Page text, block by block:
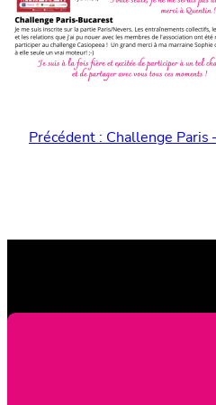
Précédent : Challenge Paris